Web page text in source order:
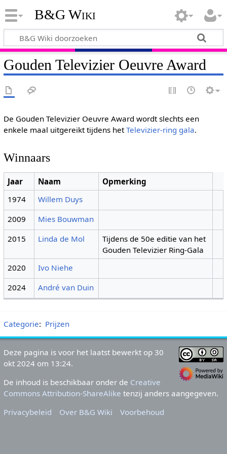
B&G Wiki
Gouden Televizier Oeuvre Award
De Gouden Televizier Oeuvre Award wordt slechts een
enkele maal uitgereikt tijdens hetTelevizier-ring gala.
Winnaars
Jaar Naam
Opmerking
1974
Willem Duys
2009
Mies Bouwman
2015
Linda de Mol
Tijdens de 50e editie van het
Gouden Televizier Ring-Gala
2020
Ivo Niehe
2024
André van Duin
Categorie: Prijzen
Deze pagina is voor het laatst bewerkt op 30
okt 2024 om 13:24.
De inhoud is beschikbaar onder de Creative
Commons Attribution-ShareAlike tenzij anders aangegeven.
Privacybeleid
Over B&G Wiki Voorbehoud